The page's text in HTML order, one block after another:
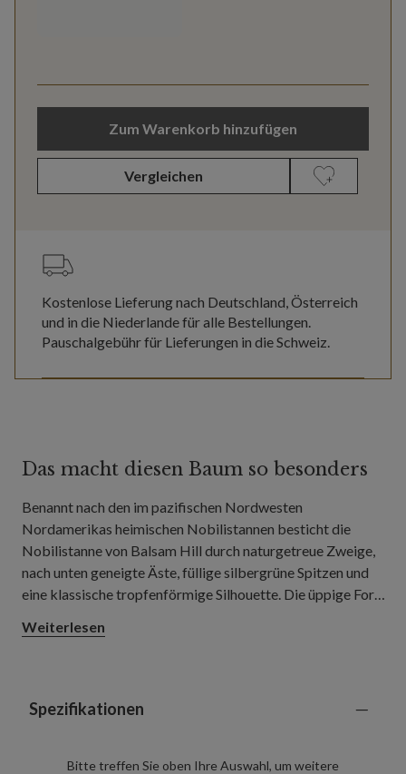
Zum Warenkorb hinzufügen
Vergleichen
Kostenlose Lieferung nach Deutschland, Österreich
und in die Niederlande für alle Bestellungen.
Pauschalgebühr für Lieferungen in die Schweiz.
Das macht diesen Baum so besonders
Benannt nach den im pazifischen Nordwesten
Nordamerikas heimischen Nobilistannen besticht die
Nobilistanne von Balsam Hill durch naturgetreue Zweige,
nach unten geneigte Äste, füllige silbergrüne Spitzen und
eine klassische tropfenförmige Silhouette. Die üppige Form
traditionelle Weihnachtsdekoration.
Weiterlesen
Spezifikationen
Bitte treffen Sie oben Ihre Auswahl, um weitere